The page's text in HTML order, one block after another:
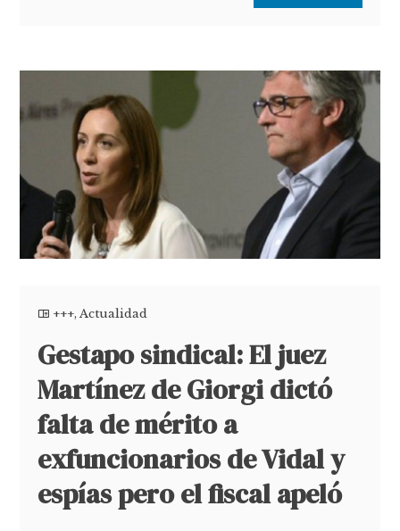
+++,Actualidad
Gestapo sindical: El juez
Martínez de Giorgi dictó
falta de mérito a
exfuncionarios de Vidal y
espías pero el fiscal apeló